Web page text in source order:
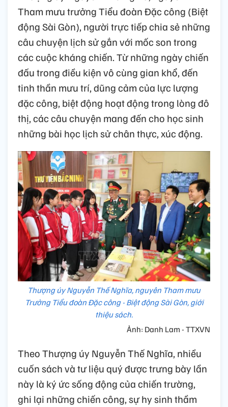
Tham mưu trưởng Tiểu đoàn Đặc công (Biệt
động Sài Gòn), người trực tiếp chia sẻ những
câu chuyện lịch sử gắn với mốc son trong
các cuộc kháng chiến. Từ những ngày chiến
đấu trong điều kiện vô cùng gian khổ, đến
tinh thần mưu trí, dũng cảm của lực lượng
đặc công, biệt động hoạt động trong lòng đô
thị, các câu chuyện mang đến cho học sinh
những bài học lịch sử chân thực, xúc động.
Thượng úy Nguyễn Thế Nghĩa, nguyên Tham mưu
Trưởng Tiểu đoàn Đặc công - Biệt động Sài Gòn, giới
thiệu sách.
Ảnh: Danh Lam - TTXVN
Theo Thượng úy Nguyễn Thế Nghĩa, nhiều
cuốn sách và tư liệu quý được trưng bày lần
này là ký ức sống động của chiến trường,
ghi lại những chiến công, sự hy sinh thầm